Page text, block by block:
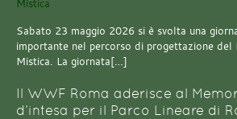
Sabato 23 maggio 2026 si è svolta una
importante nel percorso di progettazione del
Mistica. La giornata[…]
Il WWF Roma aderisce al
d’intesa per il Parco Lineare di